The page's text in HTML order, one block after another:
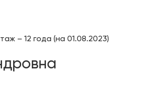
– 12 года (на 01.08.2023)